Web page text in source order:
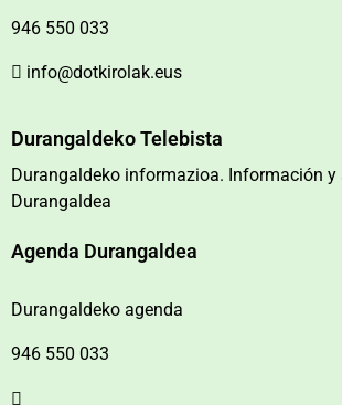
946 550 033
info@dotkirolak.eus
Durangaldeko Telebista
Durangaldeko informazioa. Información
Durangaldea
Agenda Durangaldea
Durangaldeko agenda
946 550 033